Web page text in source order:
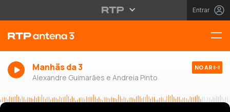
Entrar
Manhãs da 3
Alexandre Guimarães e Andreia Pinto
NO AR